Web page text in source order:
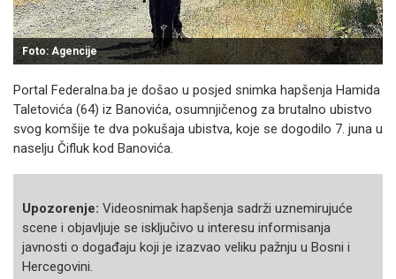
Foto: Agencije
Portal Federalna.ba je došao u posjed snimka hapšenja Hamida
Taletovića (64) iz Banovića, osumnjičenog za brutalno ubistvo
svog komšije te dva pokušaja ubistva, koje se dogodilo 7. juna u
naselju Čifluk kod Banovića.
Upozorenje: Videosnimak hapšenja sadrži uznemirujuće
scene i objavljuje se isključivo u interesu informisanja
javnosti o događaju koji je izazvao veliku pažnju u Bosni i
Hercegovini.